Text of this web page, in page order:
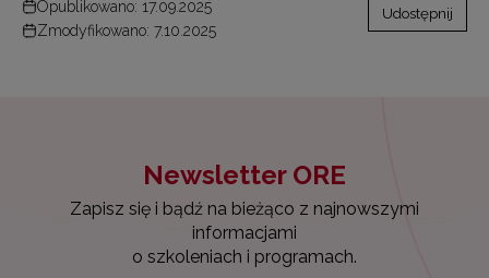
Opublikowano: 17.09.2025
Zmodyfikowano: 7.10.2025
Udostępnij
Newsletter ORE
Zapisz się i bądź na bieżąco z najnowszymi
informacjami
o szkoleniach i programach.